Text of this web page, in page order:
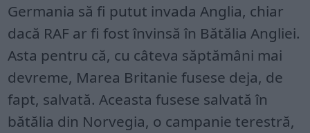
Germania să fi putut invada Anglia, chiar
dacă RAF ar fi fost învinsă în Bătălia Angliei.
Asta pentru că, cu câteva săptămâni mai
devreme, Marea Britanie fusese deja, de
fapt, salvată. Aceasta fusese salvată în
bătălia din Norvegia, o campanie terestră,